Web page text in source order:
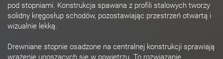
pod stopniami. Konstrukcja spawana z profili stalowych tworzy
solidny kręgosłup schodów, pozostawiając przestrzeń otwartą i
wizualnie lekką.
Drewniane stopnie osadzone na centralnej konstrukcji sprawiają
wrażenie unoszących się w powietrzu. To rozwiązanie